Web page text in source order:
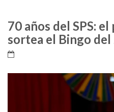
70 años del SPS:
sortea el Bingo